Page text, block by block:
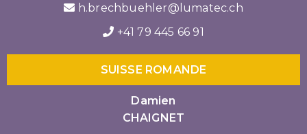
h.brechbuehler@lumatec.ch
+41 79 445 66 91
SUISSE ROMANDE
Damien
CHAIGNET